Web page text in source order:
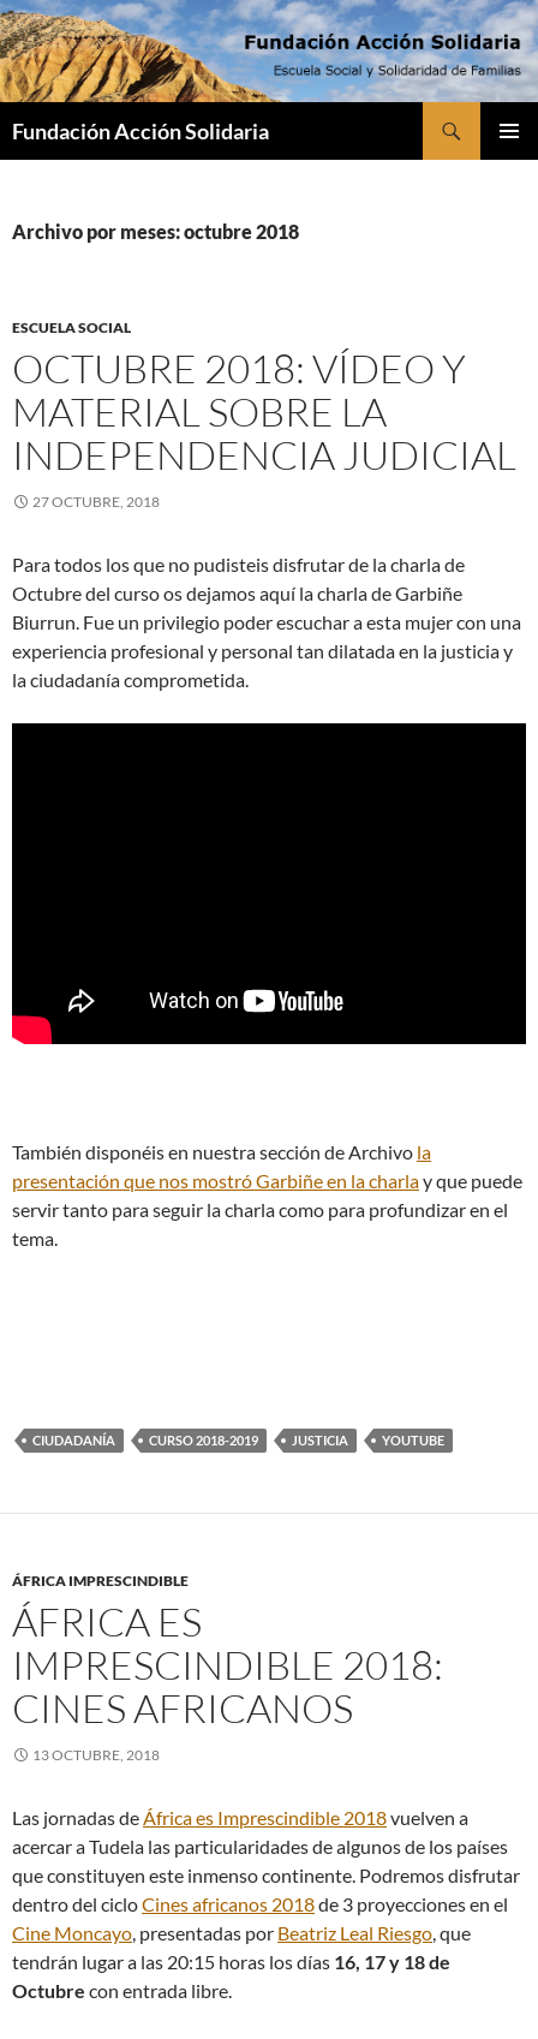
Saltar
al
contenido
Fundación Acción Solidaria
Archivo por meses: octubre 2018
ESCUELA SOCIAL
OCTUBRE 2018: VÍDEO Y
MATERIAL SOBRE LA
INDEPENDENCIA JUDICIAL
27 OCTUBRE, 2018
Para todos los que no pudisteis disfrutar de la charla de
Octubre del curso os dejamos aquí la charla de Garbiñe
Biurrun. Fue un privilegio poder escuchar a esta mujer con una
experiencia profesional y personal tan dilatada en la justicia y
la ciudadanía comprometida.
También disponéis en nuestra sección de Archivo la
presentación que nos mostró Garbiñe en la charlay que puede
servir tanto para seguir la charla como para profundizar en el
tema.
CIUDADANÍA CURSO 2018-2019 JUSTICIA YOUTUBE
ÁFRICA IMPRESCINDIBLE
ÁFRICA ES
IMPRESCINDIBLE 2018:
CINES AFRICANOS
13 OCTUBRE, 2018
Las jornadas deÁfrica es Imprescindible 2018vuelven a
acercar a Tudela las particularidades de algunos de los países
que constituyen este inmenso continente. Podremos disfrutar
dentro del cicloCines africanos 2018de 3 proyecciones en el
Cine Moncayo, presentadas por Beatriz Leal Riesgo, que
tendrán lugar a las 20:15 horas los días 16, 17 y 18 de
Octubre con entrada libre.